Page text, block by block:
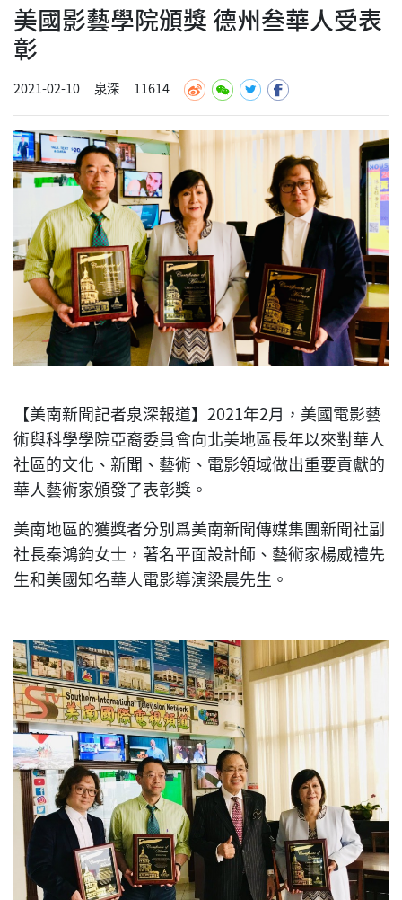
美國影藝學院頒獎 德州叁華人受表
彰
2021-02-10 泉深 11614
【美南新聞記者泉深報道】2021年2月，美國電影藝
術與科學學院亞裔委員會向北美地區長年以來對華人
社區的文化、新聞、藝術、電影領域做出重要貢獻的
華人藝術家頒發了表彰獎。
美南地區的獲獎者分別爲美南新聞傳媒集團新聞社副
社長秦鴻鈞女士，著名平面設計師、藝術家楊威禮先
生和美國知名華人電影導演梁晨先生。